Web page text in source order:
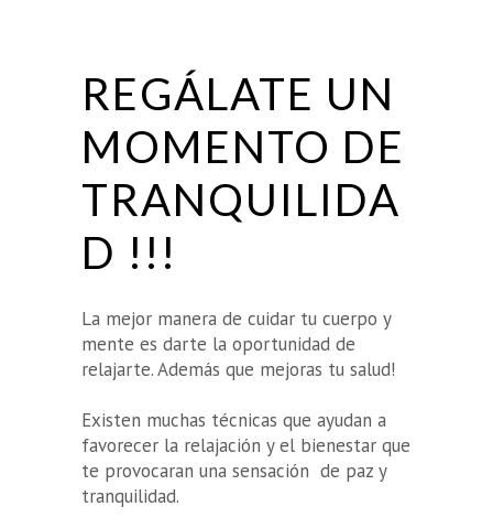
REGÁLATE UN
MOMENTO DE
TRANQUILIDA
D !!!
La mejor manera de cuidar tu cuerpo y
mente es darte la oportunidad de
relajarte. Además que mejoras tu salud!
Existen muchas técnicas que ayudan a
favorecer la relajación y el bienestar que
te provocaran una sensación de paz y
tranquilidad.